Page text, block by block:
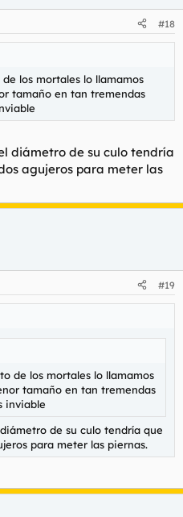
#18
los mortales lo llamamos
tamaño en tan tremendas
diámetro de su culo tendría
agujeros para meter las
#19
de los mortales lo llamamos
tamaño en tan tremendas
inviable
de su culo tendría que
para meter las piernas.